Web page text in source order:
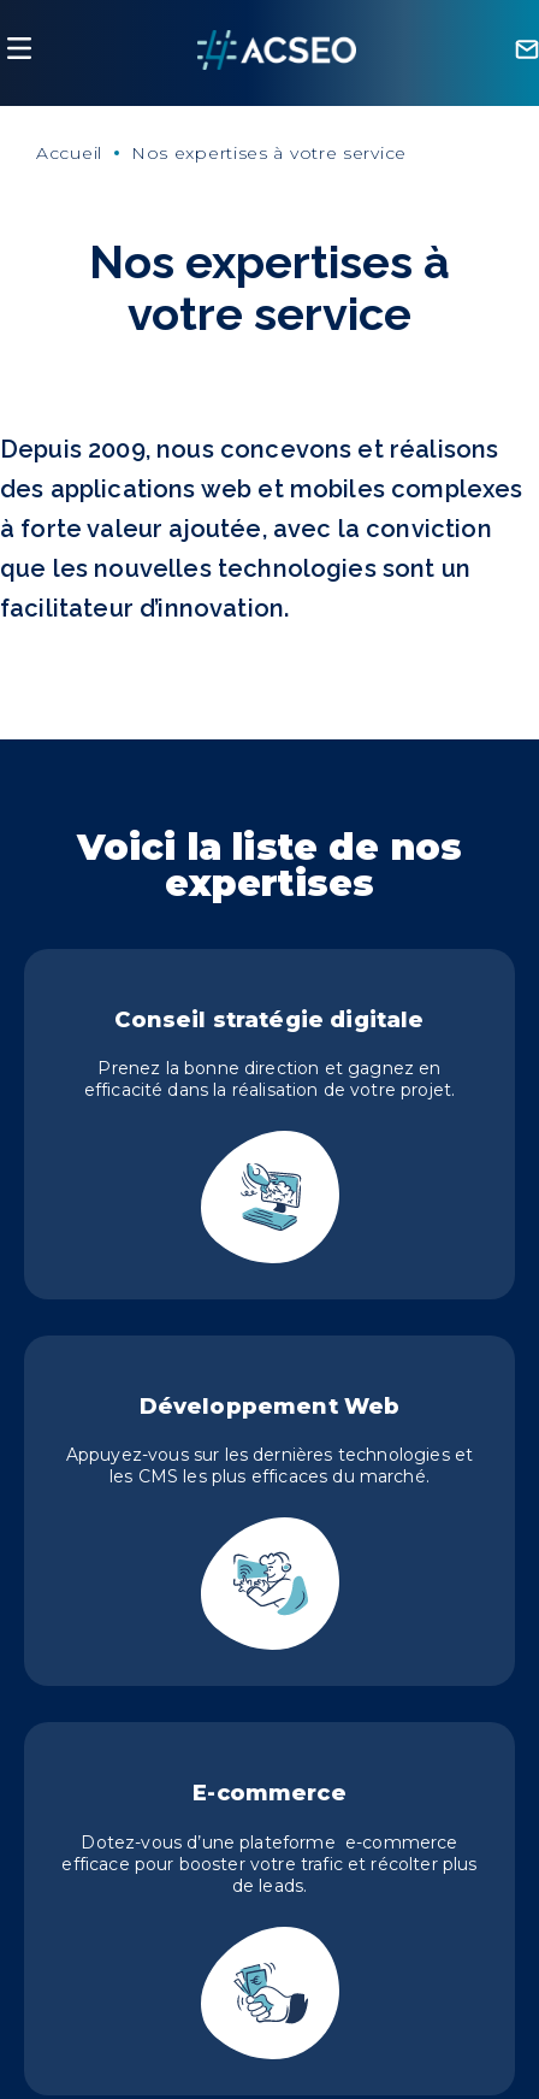
Accueil Nos expertises à votre service
Nos expertises à
votre service
Depuis 2009, nous concevons et réalisons
des applications web et mobiles complexes
à forte valeur ajoutée, avec la conviction
que les nouvelles technologies sont un
facilitateur d’innovation.
Voici la liste de nos
expertises
Conseil stratégie digitale
Prenez la bonne direction et gagnez en
efficacité dans la réalisation de votre projet.
Développement Web
Appuyez-vous sur les dernières technologies et
les CMS les plus efficaces du marché.
E-commerce
Dotez-vous d’une plateforme e-commerce
efficace pour booster votre trafic et récolter plus
de leads.